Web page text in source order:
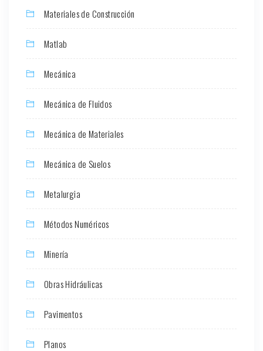
Materiales de Construcción
Matlab
Mecánica
Mecánica de Fluidos
Mecánica de Materiales
Mecánica de Suelos
Metalurgia
Métodos Numéricos
Minería
Obras Hidráulicas
Pavimentos
Planos